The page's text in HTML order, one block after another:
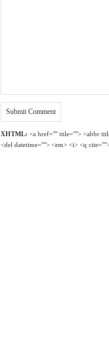
XHTML: <a href="" title=""> <abbr
<del datetime=""> <em> <i> <q